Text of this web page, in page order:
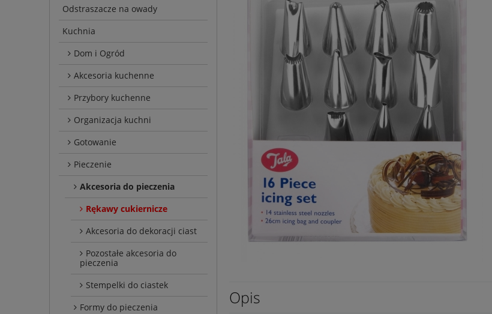
Odstraszacze na owady
Kuchnia
Dom i Ogród
Akcesoria kuchenne
Przybory kuchenne
Organizacja kuchni
Gotowanie
Pieczenie
Akcesoria do pieczenia
Rękawy cukiernicze
Akcesoria do dekoracji ciast
Pozostałe akcesoria do
pieczenia
Stempelki do ciastek
Formy do pieczenia
Opis